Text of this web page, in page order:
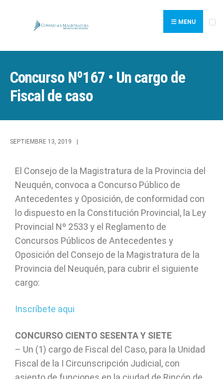
MENU
Concurso Nº167 • Un cargo de
Fiscal de caso
SEPTIEMBRE 13, 2019 |
El Consejo de la Magistratura de la Provincia del
Neuquén, convoca a Concurso Público de
Antecedentes y Oposición, de conformidad con
lo dispuesto en la Constitución Provincial, la Ley
Provincial Nº 2533 y el Reglamento de
Concursos Públicos de Antecedentes y
Oposición del Consejo de la Magistratura de la
Provincia del Neuquén, para cubrir el siguiente
cargo:
Inscríbete aqui
CONCURSO CIENTO SESENTA Y SIETE
– Un (1) cargo de Fiscal del Caso, para la Unidad
Fiscal de la I Circunscripción Judicial, con